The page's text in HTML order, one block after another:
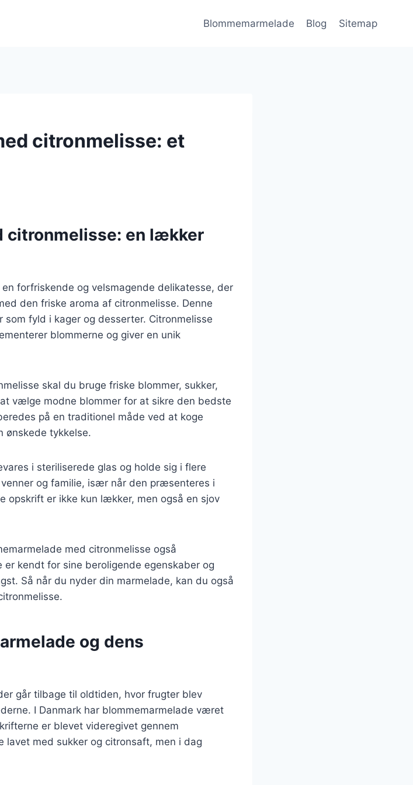
Blommemarmelade Blog Sitemap
citronmelisse: et
citronmelisse: en lækker
forfriskende og velsmagende delikatesse, der
den friske aroma af citronmelisse. Denne
fyld i kager og desserter. Citronmelisse
blommerne og giver en unik
skal du bruge friske blommer, sukker,
vælge modne blommer for at sikre den bedste
på en traditionel måde ved at koge
ønskede tykkelse.
i steriliserede glas og holde sig i flere
og familie, især når den præsenteres i
opskrift er ikke kun lækker, men også en sjov
med citronmelisse også
kendt for sine beroligende egenskaber og
Så når du nyder din marmelade, kan du også
og dens
går tilbage til oldtiden, hvor frugter blev
I Danmark har blommemarmelade været
er blevet videregivet gennem
lavet med sukker og citronsaft, men i dag